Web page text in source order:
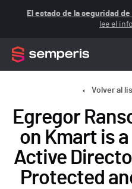
El estado de la seguridad
lee el
Volver al
Egregor
on Kmart is
Active
Protected